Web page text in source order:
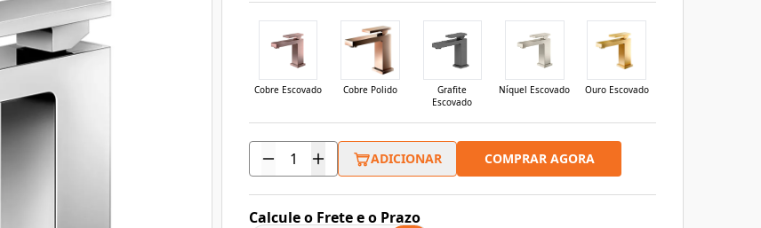
Cobre Escovado Cobre Polido
Grafite
Escovado
Níquel Escovado Ouro Escovado
ADICIONAR COMPRAR AGORA
Calcule o Frete e o Prazo